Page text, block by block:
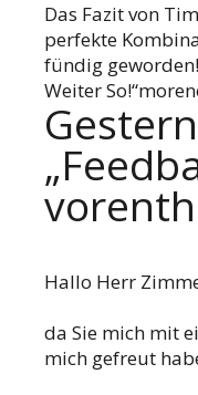
Das Fazit von
perfekte
fündig geworden!
Weiter
Hallo Herr
da Sie mich mit
mich gefreut